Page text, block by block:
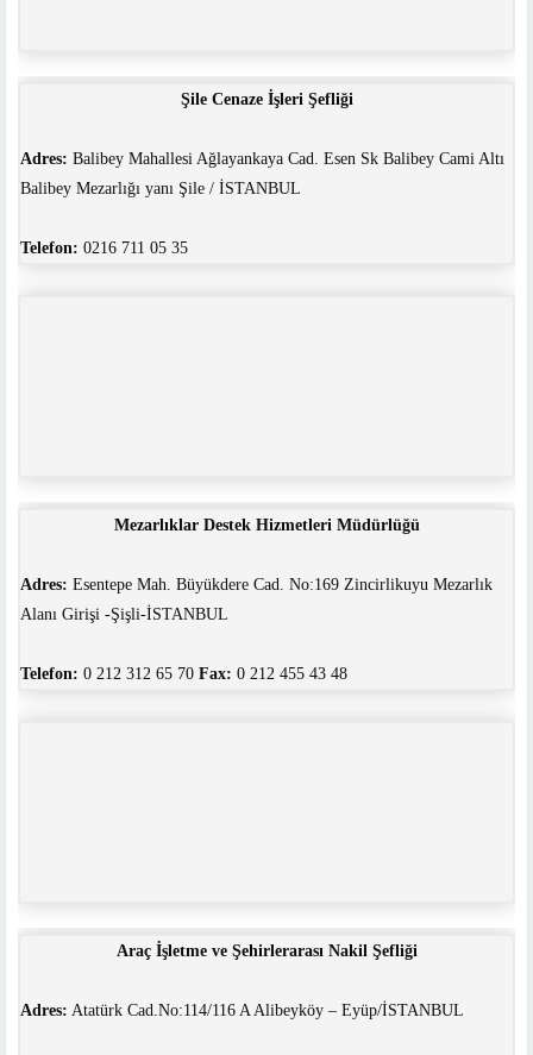
Şile Cenaze İşleri Şefliği
Adres: Balibey Mahallesi Ağlayankaya Cad. Esen Sk Balibey Cami Altı
Balibey Mezarlığı yanı Şile / İSTANBUL
Telefon: 0216 711 05 35
Mezarlıklar Destek Hizmetleri Müdürlüğü
Adres: Esentepe Mah. Büyükdere Cad. No:169 Zincirlikuyu Mezarlık
Alanı Girişi -Şişli-İSTANBUL
Telefon: 0 212 312 65 70 Fax: 0 212 455 43 48
Araç İşletme ve Şehirlerarası Nakil Şefliği
Adres: Atatürk Cad.No:114/116 A Alibeyköy – Eyüp/İSTANBUL